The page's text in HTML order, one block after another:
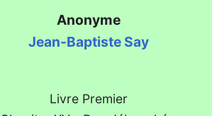
Anonyme
Jean-Baptiste Say
Livre Premier